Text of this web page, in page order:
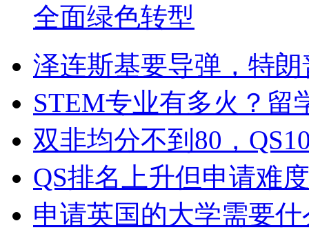
全面绿色转型
泽连斯基要导弹，特
STEM专业有多火？留
双非均分不到80，
QS排名上升但申请难
申请英国的大学需要